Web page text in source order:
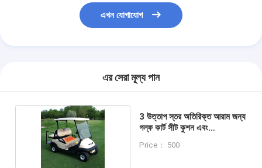
এখন যোগাযোগ
এর সেরা মূল্য পান
3 উত্তাপ স্তর অতিরিক্ত আরাম জন্য
গল্ফ কার্ট সীট কুশন এবং
Price： 500